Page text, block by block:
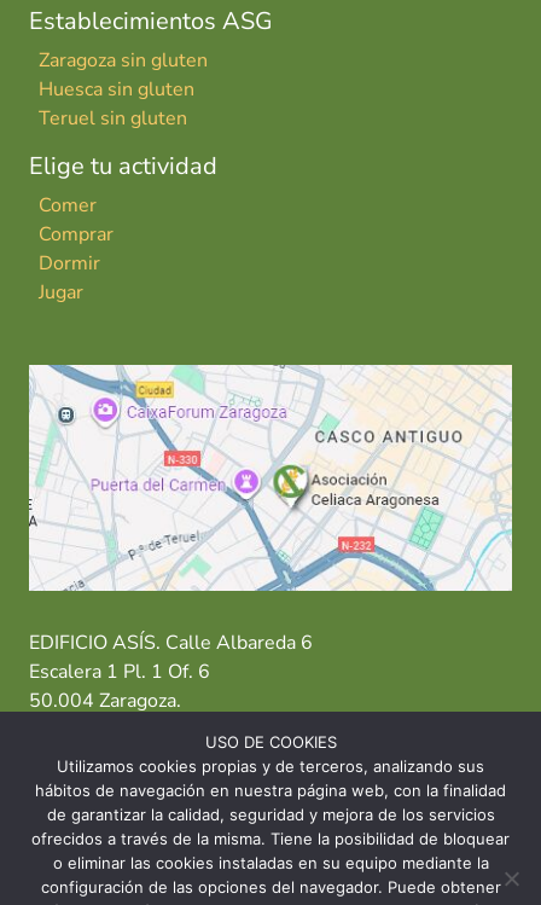
Establecimientos ASG
Zaragoza sin gluten
Huesca sin gluten
Teruel sin gluten
Elige tu actividad
Comer
Comprar
Dormir
Jugar
EDIFICIO ASÍS. Calle Albareda 6
Escalera 1 Pl. 1 Of. 6
50.004 Zaragoza.
T: 976 484 949 M: 635 638 563
Sede Zaragoza·Sede Huesca· Sede Teruel
USO DE COOKIES
Utilizamos cookies propias y de terceros, analizando sus
hábitos de navegación en nuestra página web, con la finalidad
de garantizar la calidad, seguridad y mejora de los servicios
ofrecidos a través de la misma. Tiene la posibilidad de bloquear
o eliminar las cookies instaladas en su equipo mediante la
configuración de las opciones del navegador. Puede obtener